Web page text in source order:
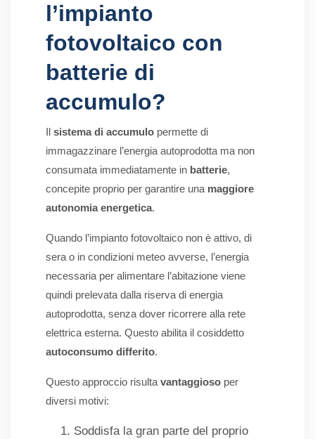
l’impianto
fotovoltaico con
batterie di
accumulo?
Il sistema di accumulo permette di
immagazzinare l’energia autoprodotta ma non
consumata immediatamente in batterie,
concepite proprio per garantire una maggiore
autonomia energetica.
Quando l’impianto fotovoltaico non è attivo, di
sera o in condizioni meteo avverse, l’energia
necessaria per alimentare l’abitazione viene
quindi prelevata dalla riserva di energia
autoprodotta, senza dover ricorrere alla rete
elettrica esterna. Questo abilita il cosiddetto
autoconsumo differito.
Questo approccio risulta vantaggioso per
diversi motivi:
Soddisfa la gran parte del proprio